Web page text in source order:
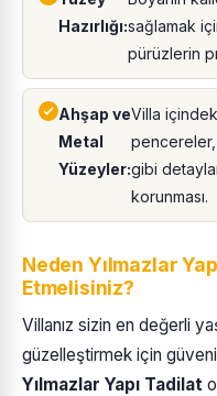
Hazırlığı:sağlamak
pürüzlerin
Ahşap ve
Metal
Yüzeyler:
Villa
gibi
korunması.
Neden Yılmazlar
Etmelisiniz?
Villanız sizin en değerli
güzelleştirmek için
Yılmazlar Yapı Tadilat